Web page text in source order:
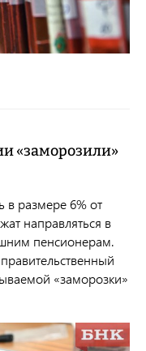
«заморозили»
в размере 6% от
направляться в
пенсионерам.
«заморозки»